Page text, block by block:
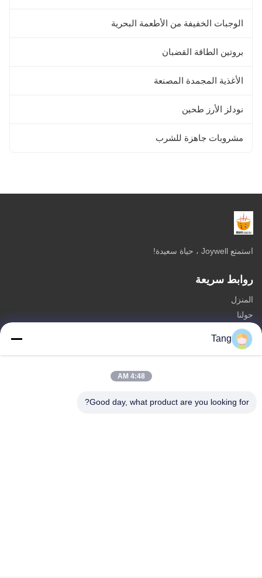
الوجبات الخفيفة من الأطعمة البحرية
بروتين الطاقة القضبان
الأغذية المجمدة المصنعة
نودلز الأرز طحين
مشروبات جاهزة للشرب
استمتع Joywell ، حياة سعيدة!
روابط سريعة
المنزل
حولنا
المنتجات
اتصل بنا
حبوب الفاصوليا العريضة
Tang
4:48 AM
Good day, what product are you looking for?